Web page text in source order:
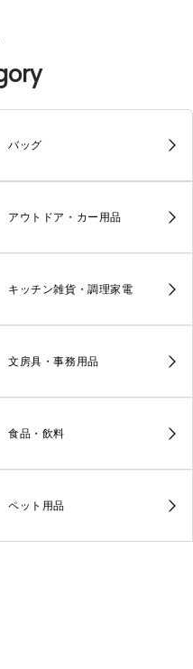
バッグ
アウトドア・カー用品
キッチン雑貨・調理家電
文房具・事務用品
食品・飲料
ペット用品